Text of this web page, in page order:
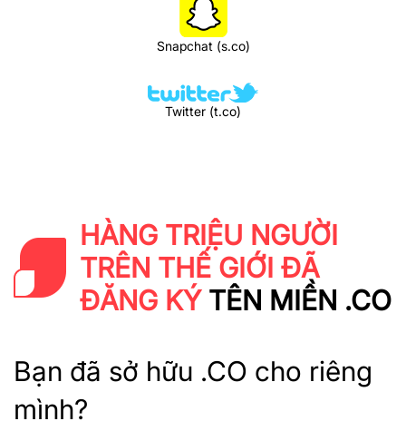
Snapchat (s.co)
Twitter (t.co)
HÀNG TRIỆU NGƯỜI
TRÊN THẾ GIỚI ĐÃ
ĐĂNG KÝTÊN MIỀN .CO
Bạn đã sở hữu .CO cho riêng
mình?